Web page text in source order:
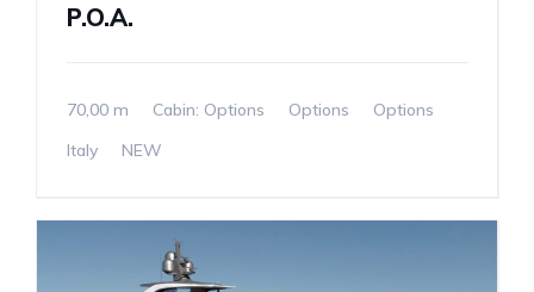
P.O.A.
70,00 m Cabin: Options Options
Options
Italy
NEW